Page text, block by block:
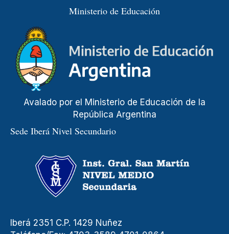
Ministerio de Educación
Avalado por el Ministerio de Educación de la
República Argentina
Sede Iberá Nivel Secundario
Iberá 2351 C.P. 1429 Nuñez